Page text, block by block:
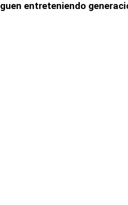
entreteniendo